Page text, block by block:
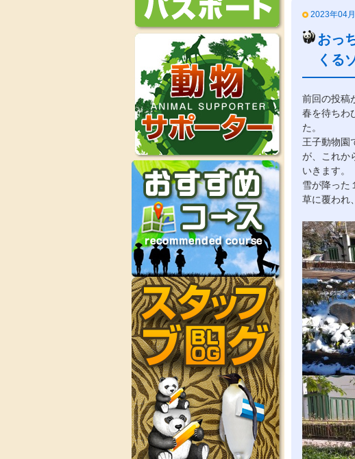
2023年04
おっ
くる
前回の投稿
春を待ちわ
た。
王子動物園
が、これか
いきます。
雪が降った
草に覆われ